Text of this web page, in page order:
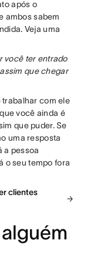
após o
ambos sabem
Veja uma
você ter entrado
que chegar
trabalhar com ele
você ainda é
que puder. Se
uma resposta
a pessoa
o seu tempo fora
clientes